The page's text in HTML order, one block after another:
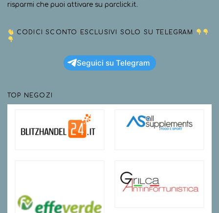
risparmi che puoi attivare su parclick.it.
CODICI SCONTO ESCLUSIVI SOLO SU TELEGRAM
Seguici su Telegram
TOP NEGOZI